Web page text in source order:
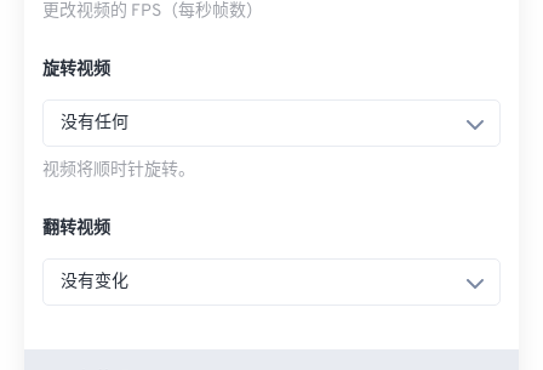
更改视频的 FPS（每秒帧数）
旋转视频
没有任何
视频将顺时针旋转。
翻转视频
没有变化